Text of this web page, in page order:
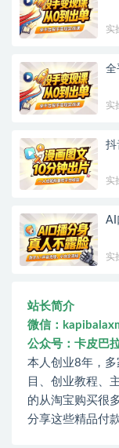
实
全
实
抖
实
AI
实
站长简介
微信：
公众号：卡皮巴
本人创业8年，
目、创业教程、
的从淘宝购买很
分享这些精品付